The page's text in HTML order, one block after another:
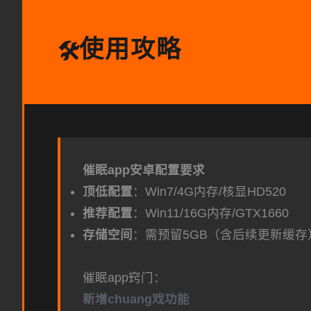
🛠️使用攻略
催眠app安卓配置要求
​顶低配置​ ​：Win7/4G内存/核显HD520
​推荐配置​ ​：Win11/16G内存/GTX1660
​存储空间​ ：需预留5GB（含后续更新缓存
催眠app窍门：
新增chuang戏功能